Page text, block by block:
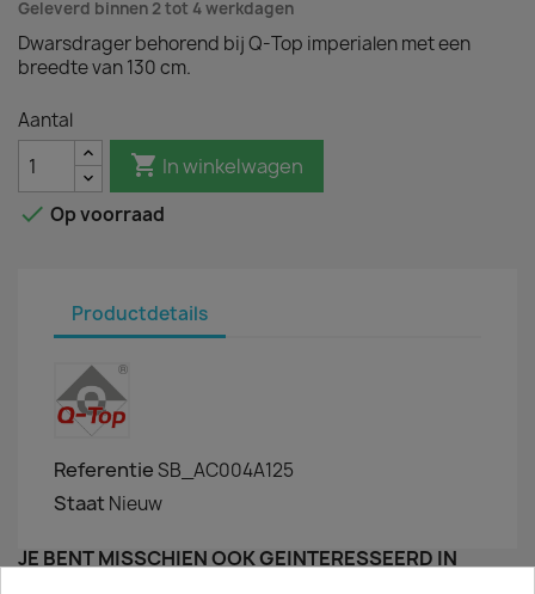
Geleverd binnen 2 tot 4 werkdagen
Dwarsdrager behorend bij Q-Top imperialen met een
breedte van 130 cm.
Aantal
 In winkelwagen
 Op voorraad
Productdetails
ReferentieSB_AC004A125
Staat Nieuw
JE BENT MISSCHIEN OOK GEÏNTERESSEERD IN